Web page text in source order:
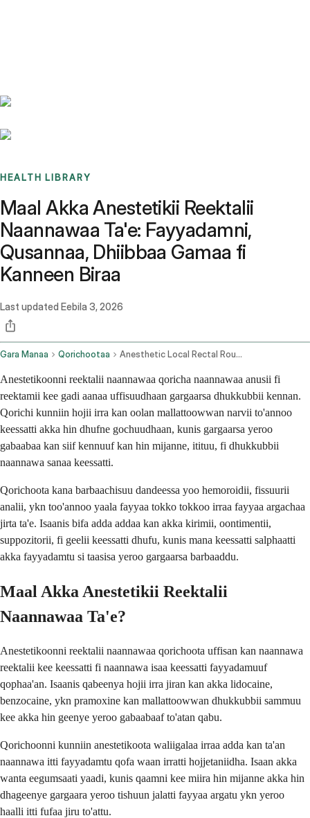
HEALTH LIBRARY
Maal Akka Anestetikii Reektalii
Naannawaa Ta'e: Fayyadamni,
Qusannaa, Dhiibbaa Gamaa fi
Kanneen Biraa
Last updated Eebila 3, 2026
Gara Manaa Qorichootaa Anesthetic Local Rectal Route
Anestetikoonni reektalii naannawaa qoricha naannawaa anusii fi
reektamii kee gadi aanaa uffisuudhaan gargaarsa dhukkubbii kennan.
Qorichi kunniin hojii irra kan oolan mallattoowwan narvii to'annoo
keessatti akka hin dhufne gochuudhaan, kunis gargaarsa yeroo
gabaabaa kan siif kennuuf kan hin mijanne, itituu, fi dhukkubbii
naannawa sanaa keessatti.
Qorichoota kana barbaachisuu dandeessa yoo hemoroidii, fissuurii
analii, ykn too'annoo yaala fayyaa tokko tokkoo irraa fayyaa argachaa
jirta ta'e. Isaanis bifa adda addaa kan akka kirimii, oontimentii,
suppozitorii, fi geelii keessatti dhufu, kunis mana keessatti salphaatti
akka fayyadamtu si taasisa yeroo gargaarsa barbaaddu.
Maal Akka Anestetikii Reektalii
Naannawaa Ta'e?
Anestetikoonni reektalii naannawaa qorichoota uffisan kan naannawa
reektalii kee keessatti fi naannawa isaa keessatti fayyadamuuf
qophaa'an. Isaanis qabeenya hojii irra jiran kan akka lidocaine,
benzocaine, ykn pramoxine kan mallattoowwan dhukkubbii sammuu
kee akka hin geenye yeroo gabaabaaf to'atan qabu.
Qorichoonni kunniin anestetikoota waliigalaa irraa adda kan ta'an
naannawa itti fayyadamtu qofa waan irratti hojjetaniidha. Isaan akka
wanta eegumsaati yaadi, kunis qaamni kee miira hin mijanne akka hin
dhageenye gargaara yeroo tishuun jalatti fayyaa argatu ykn yeroo
haalli itti fufaa jiru to'attu.